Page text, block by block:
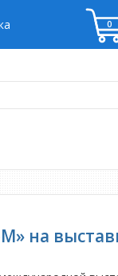
на